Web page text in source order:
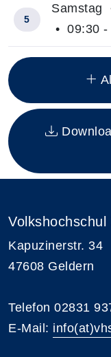
Insgesamt gibt
5
Samstag
• 09:30 -
Kapuzinerstr. 34
47608 Geldern
Telefon 02831
E-Mail: